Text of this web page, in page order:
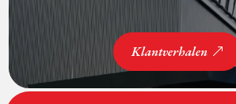
Klantverhalen